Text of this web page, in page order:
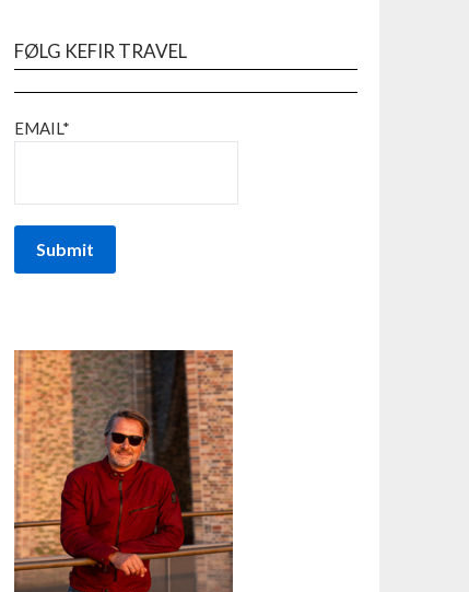
FØLG KEFIR TRAVEL
EMAIL*